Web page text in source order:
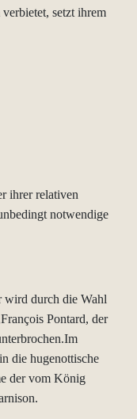
setzt ihrem
ihrer relativen
notwendige
wird durch die Wahl
Pontard, der
die hugenottische
der vom König